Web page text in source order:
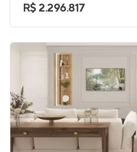
R$ 2.296.817